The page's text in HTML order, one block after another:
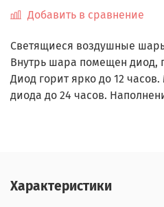
Добавить в сравнение
Светящиеся воздушные
Внутрь шара помещен диод,
Диод горит ярко до 12
диода до 24 часов.
Характеристики